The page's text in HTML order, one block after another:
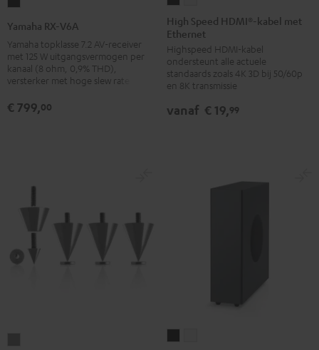
RX-
Zwart
Yamaha RX-V6A
Yamaha topklasse 7.2 AV-receiver
met 125 W uitgangsvermogen per
kanaal (8 ohm, 0,9% THD),
versterker met hoge slew rate
€ 799,00
Speed
HDMI®-
kabel
met
Ethernet
Zwart
Speed
HDMI®-
kabel
met
Ethernet
Wit
High Speed HDMI®-kabel met
Ethernet
Highspeed HDMI-kabel
ondersteunt alle actuele
standaards zoals 4K 3D bij 50/60p
en 8K transmissie
vanaf € 19,99